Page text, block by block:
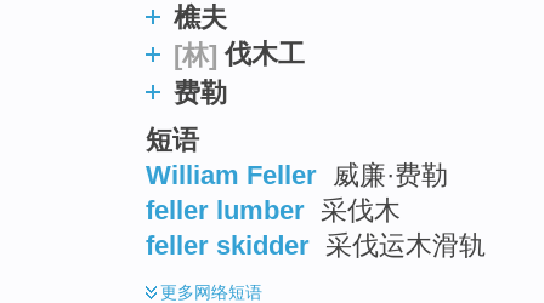
樵夫
[林] 伐木工
费勒
短语
William Feller 威廉·费勒
feller lumber 采伐木
feller skidder 采伐运木滑轨
更多网络短语